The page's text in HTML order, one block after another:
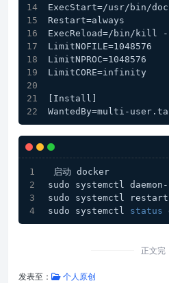
ExecStart=/usr/bin/
Restart=always
ExecReload=/bin/kill -s
LimitNOFILE=1048576
LimitNPROC=1048576
LimitCORE=infinity
[Install]
WantedBy=multi-
启动 docker
sudo systemctl
sudo systemctl
sudo systemctl status
正文完
发表至： 个人原创